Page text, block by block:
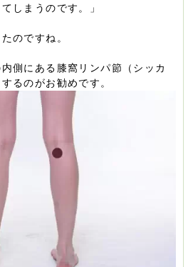
しまうのです。」
のですね。
側にある膝窩リンパ節（シッカ
るのがお勧めです。